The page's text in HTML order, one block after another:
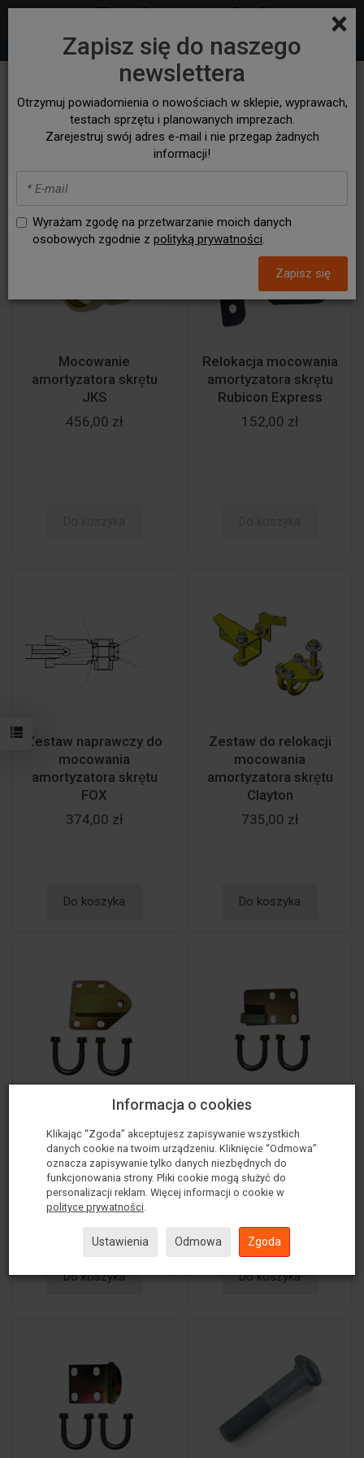
×
Zapisz się do naszego
newslettera
Otrzymuj powiadomienia o nowościach w sklepie, wyprawach,
testach sprzętu i planowanych imprezach.
Zarejestruj swój adres e-mail i nie przegap żadnych
informacji!
Wyrażam zgodę na przetwarzanie moich danych
osobowych zgodnie z polityką prywatności.
Zapisz się
+48 530 932 305 sklep@bezasfaltu4x4.com
Mocowania amortyzatorów
skrętu
Mocowanie
amortyzatora skrętu
JKS
456,00 zł
Relokacja mocowania
amortyzatora skrętu
Rubicon Express
152,00 zł
Zestaw naprawczy do
mocowania
amortyzatora skrętu
FOX
374,00 zł
Do koszyka
Zestaw do relokacji
mocowania
amortyzatora skrętu
Clayton
735,00 zł
Do koszyka
amortyzatora skrętu
Superior Engineering
229,00 zł
307,00 zł
Do koszyka
amortyzatora skrętu
Superior Engineering
229,00 zł
410,00 zł
Do koszyka
Informacja o cookies
Klikając “Zgoda” akceptujesz zapisywanie wszystkich
danych cookie na twoim urządzeniu. Kliknięcie “Odmowa”
oznacza zapisywanie tylko danych niezbędnych do
funkcjonowania strony. Pliki cookie mogą służyć do
personalizacji reklam. Więcej informacji o cookie w
polityce prywatności.
Ustawienia Odmowa Zgoda